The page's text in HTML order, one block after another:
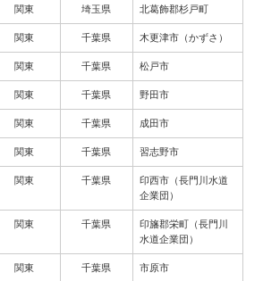
関東 埼玉県 北葛飾郡杉戸町
関東 千葉県 木更津市（かずさ）
関東 千葉県 松戸市
関東 千葉県 野田市
関東 千葉県 成田市
関東 千葉県 習志野市
関東 千葉県
印西市（長門川水道
企業団）
関東 千葉県
印旛郡栄町（長門川
水道企業団）
関東 千葉県 市原市